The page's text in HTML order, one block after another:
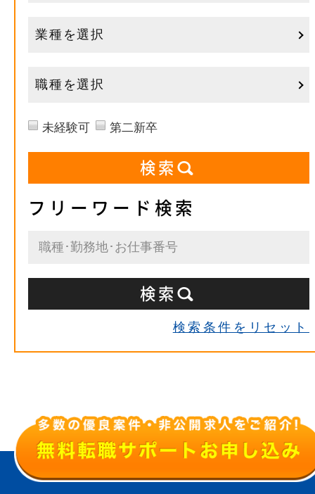
業種を選択
職種を選択
未経験可 第二新卒
フリーワード検索
検索条件をリセット